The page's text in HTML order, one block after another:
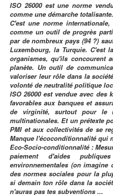
ISO 26000 est une norme
comme une démarche totalisante.
C'est une norme
comme un outil de progrès
par de nombreux pays (94 ?)
Luxembourg, la Turquie. C'est
organismes, qu'ils concourent
planète. Un outil de
valoriser leur rôle dans la
volonté de neutralité politique
ISO 26000 est vendue avec des
favorables aux banques et
de virginité, surtout pour le
multinationales. Et un prétexte
PMI et aux collectivités de se
Manque l'écoconditionnalité qui
Eco-Socio-conditionnalité :
paiement d'aides
environnementales (on imagine
des normes sociales pour la
si demain ton rôle dans la
n'auras pas tes subventions ...